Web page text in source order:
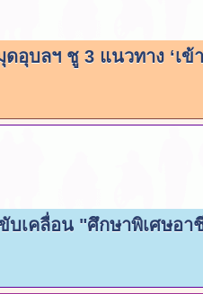
อุบลฯ ชู 3 แนวทาง ‘เ
บเคลื่อน "ศึกษาพิเศษอ